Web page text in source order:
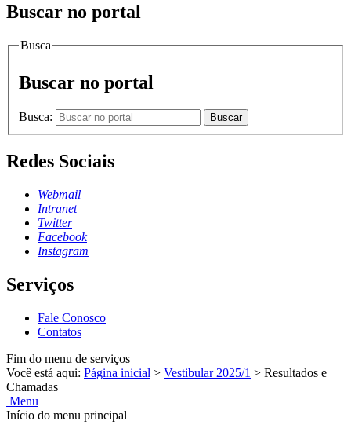
Buscar no portal
Busca
Buscar no portal
Busca: Buscar
Redes Sociais
Webmail
Intranet
Twitter
Facebook
Instagram
Serviços
Fale Conosco
Contatos
Fim do menu de serviços
Você está aqui: Página inicial > Vestibular 2025/1 > Resultados e
Chamadas
Menu
Início do menu principal